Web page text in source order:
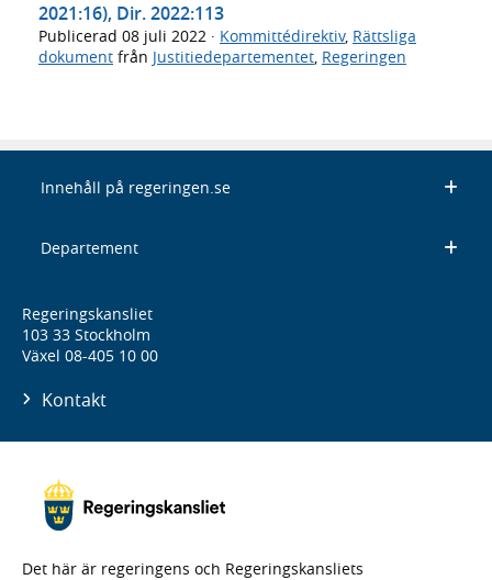
2021:16), Dir. 2022:113
Publicerad 08 juli 2022 · Kommittédirektiv, Rättsliga
dokument från Justitiedepartementet, Regeringen
Innehåll på regeringen.se
Departement
Regeringskansliet
103 33 Stockholm
Växel 08-405 10 00
Kontakt
Det här är regeringens och Regeringskansliets